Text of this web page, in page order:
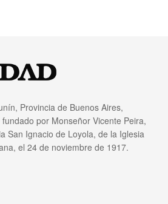
Provincia de Buenos Aires,
por Monseñor Vicente Peira,
San Ignacio de Loyola, de la Iglesia
el 24 de noviembre de 1917.